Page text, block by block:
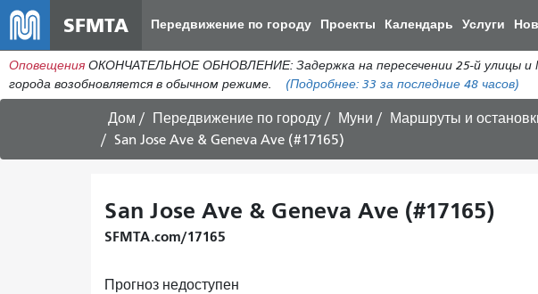
SFMTA Передвижение по городу Проекты Календарь Услуги
Оповещения ОКОНЧАТЕЛЬНОЕ ОБНОВЛЕНИЕ: Задержка на пересечении 25-й улицы и
города возобновляется в обычном режиме.
(Подробнее: 33 за последние 48 часов)
Дом Передвижение по городу Муни
Маршруты и
San Jose Ave & Geneva Ave (#17165)
San Jose Ave & Geneva Ave (#17165)
SFMTA.com/17165
Прогноз недоступен